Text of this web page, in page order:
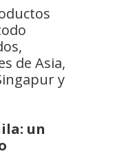
de Asia,
y
un